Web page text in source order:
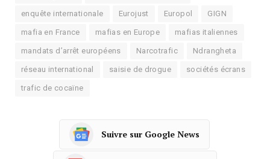
enquête internationale Eurojust Europol GIGN
mafia en France mafias en Europe mafias italiennes
mandats d’arrêt européens Narcotrafic Ndrangheta
réseau international saisie de drogue sociétés écrans
trafic de cocaïne
Suivre sur Google News